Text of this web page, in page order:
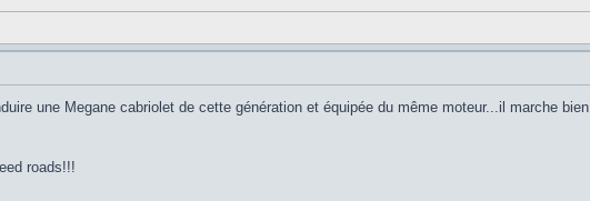
une Megane cabriolet de cette génération et équipée du même moteur...il marche bien
roads!!!